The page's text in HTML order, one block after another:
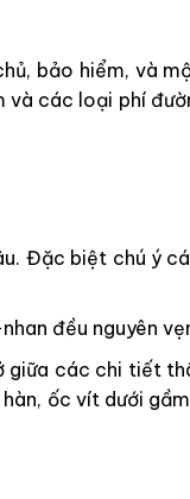
bảo hiểm, và
các loại phí
Đặc biệt chú ý
đều nguyên
các chi tiết
ốc vít dưới